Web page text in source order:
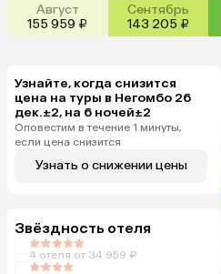
Август
155 959 ₽
Сентябрь
143 205 ₽
Узнайте, когда снизится
цена на туры в Негомбо 26
дек.±2, на 6 ночей±2
Оповестим в течение 1 минуты,
если цена снизится
Узнать о снижении цены
Звёздность отеля
4 отеля от 34 959 ₽